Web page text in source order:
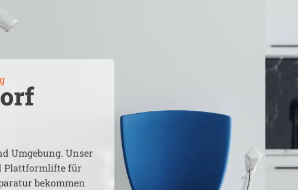
Umgebung. Unser
Plattformlifte für
bekommen